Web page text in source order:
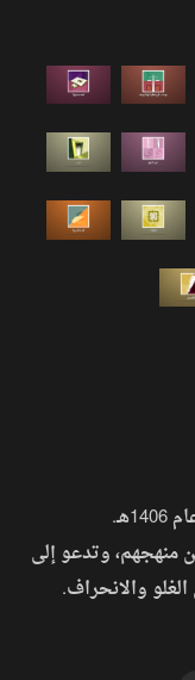
منهجهم، وتدعو إلى
والانحراف.